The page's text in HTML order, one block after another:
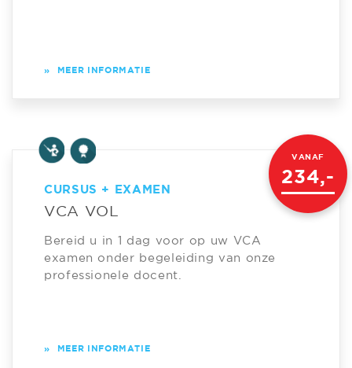
» MEER INFORMATIE
CURSUS + EXAMEN
VCA VOL
Bereid u in 1 dag voor op uw VCA
examen onder begeleiding van onze
professionele docent.
VANAF
234,-
» MEER INFORMATIE